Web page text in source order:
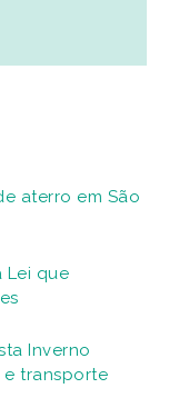
aterro em São
Lei que
Inverno
e transporte